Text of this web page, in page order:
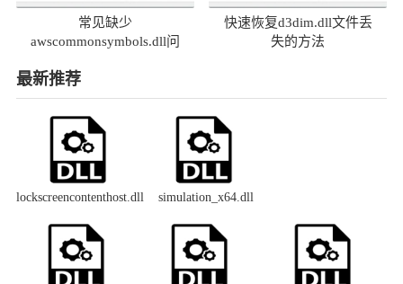
常见缺少
awscommonsymbols.dll问
快速恢复d3dim.dll文件丢
失的方法
最新推荐
lockscreencontenthost.dll simulation_x64.dll